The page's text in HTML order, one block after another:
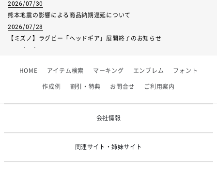
2026/07/30
熊本地震の影響による商品納期遅延について
2026/07/28
【ミズノ】ラグビー「ヘッドギア」展開終了のお知らせ
2026/06/09
【アシックス】一部商品「生地の在庫限り」廃盤のお知らせ
HOME アイテム検索 マーキング エンブレム フォント
作成例 割引・特典 お問合せ ご利用案内
会社情報
関連サイト・姉妹サイト